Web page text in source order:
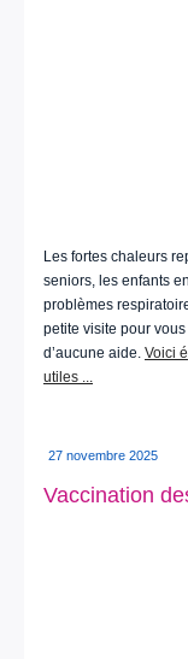
Les fortes chaleurs
seniors, les enfants
problèmes
petite visite pour
d’aucune aide. Voici
utiles ...
27 novembre 2025
Vaccination